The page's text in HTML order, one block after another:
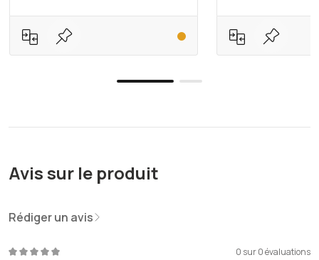
Avis sur le produit
Rédiger un avis
0 sur 0 évaluations